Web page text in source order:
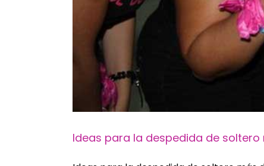
Ideas para la despedida de